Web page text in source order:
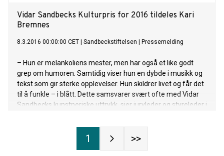
Vidar Sandbecks Kulturpris for 2016 tildeles Kari
Bremnes
8.3.2016 00:00:00 CET Sandbeckstiftelsen Pressemelding
– Hun er melankoliens mester, men har også et like godt
grep om humoren. Samtidig viser hun en dybde i musikk og
tekst som gir sterke opplevelser. Hun skildrer livet og får det
til å funkle – i blått. Dette samsvarer svært ofte med Vidar
Sandbecks kunstneriske uttrykk, sier juryleder og styreleder i
1 >>